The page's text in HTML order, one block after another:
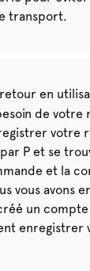
transport.
en
de votre
votre
P et se
et la
vous avons
un